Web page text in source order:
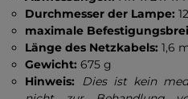
Durchmesser der Lampe:
maximale
Länge des Netzkabels:1,6
Gewicht: 675 g
Hinweis:
Dies ist kein